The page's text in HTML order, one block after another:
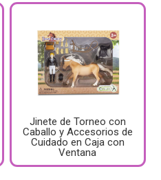
Jinete de Torneo con
Caballo y Accesorios de
Cuidado en Caja con
Ventana